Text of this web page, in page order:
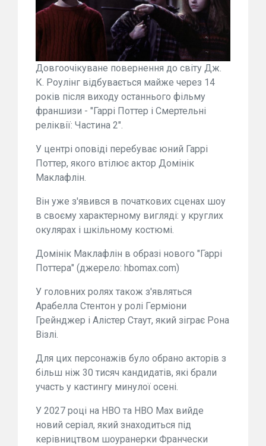
Довгоочікуване повернення до світу Дж.
К. Роулінг відбувається майже через 14
років після виходу останнього фільму
франшизи - "Гаррі Поттер і Смертельні
реліквії: Частина 2".
У центрі оповіді перебуває юний Гаррі
Поттер, якого втілює актор Домінік
Маклафлін.
Він уже з'явився в початкових сценах шоу
в своєму характерному вигляді: у круглих
окулярах і шкільному костюмі.
Домінік Маклафлін в образі нового "Гаррі
Поттера" (джерело: hbomax.com)
У головних ролях також з'являться
Арабелла Стентон у ролі Герміони
Грейнджер і Алістер Стаут, який зіграє Рона
Візлі.
Для цих персонажів було обрано акторів з
більш ніж 30 тисяч кандидатів, які брали
участь у кастингу минулої осені.
У 2027 році на HBO та HBO Max вийде
новий серіал, який знаходиться під
керівництвом шоуранерки Франчески